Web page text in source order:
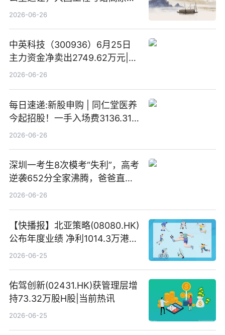
灵的温柔情书
2026-06-26
中英科技（300936）6月25日
主力资金净卖出2749.62万元|每
日速看
2026-06-26
每日速递:新股申购 | 同仁堂医养
今起招股！一手入场费3136.31
港元
2026-06-26
深圳一考生8次模考“失利”，高考
逆袭652分全家沸腾，爸爸直呼
“没查错吧” 焦点简讯
2026-06-26
【快播报】北亚策略(08080.HK)
公布年度业绩 净利1014.3万港元
同比扭亏为盈
2026-06-25
佑驾创新(02431.HK)获管理层增
持73.32万股H股|当前热讯
2026-06-25